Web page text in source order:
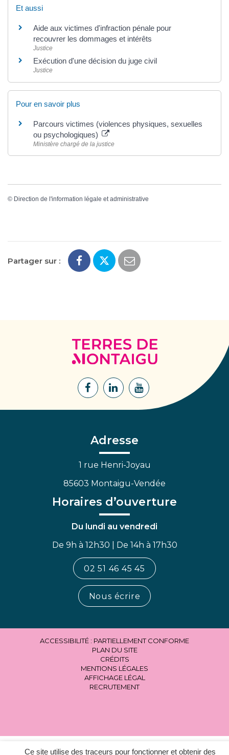
Ce site utilise des traceurs pour fonctionner et obtenir des
Et aussi
Aide aux victimes d'infraction pénale pour
recouvrer les dommages et intérêts
Justice
Exécution d'une décision du juge civil
Justice
Pour en savoir plus
Parcours victimes (violences physiques, sexuelles
ou psychologiques)
Ministère chargé de la justice
© Direction de l'information légale et administrative
Partager sur :
Terres
de
Montaigu
Lien
Facebook
Lien
Lien
Adresse
1 rue Henri-Joyau
85603 Montaigu-Vendée
Horaires d’ouverture
Du lundi au vendredi
De 9h à 12h30 | De 14h à 17h30
02 51 46 45 45
Nous écrire
ACCESSIBILITÉ : PARTIELLEMENT CONFORME
PLAN DU SITE
CRÉDITS
MENTIONS LÉGALES
AFFICHAGE LÉGAL
RECRUTEMENT